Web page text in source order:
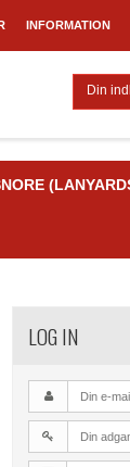
INFORMATION
Din
LOG IN